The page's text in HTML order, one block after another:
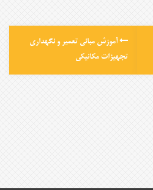
آموزش مبانی تعمیر و نگهداری
تجهیزات مکانیکی